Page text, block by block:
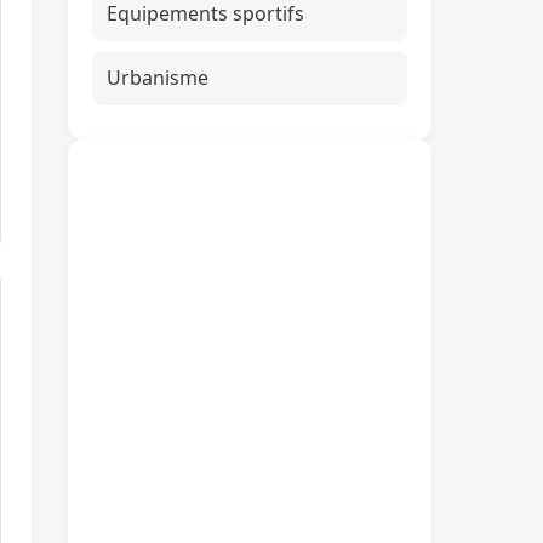
Equipements sportifs
Urbanisme